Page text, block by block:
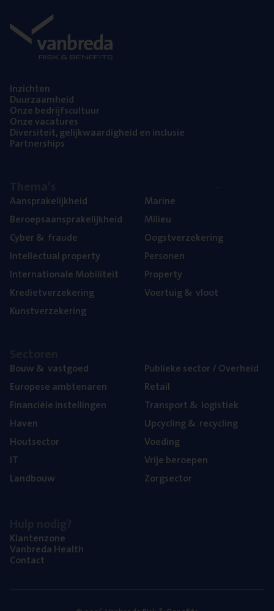
Inzich­ten
Duur­zaam­heid
Onze bedrijfs­cul­tuur
Onze vaca­tu­res
Diver­si­teit, gelijk­waar­dig­heid en inclusie
Part­ner­ships
Aan­spra­ke­lijk­heid
Beroeps­aan­spra­ke­lijk­heid
Cyber& fraude
Intel­lec­tu­al property
Inter­na­ti­o­na­le Mobiliteit
Kre­diet­ver­ze­ke­ring
Kunst­ver­ze­ke­ring
Mari­ne
Mili­eu
Oogst­ver­ze­ke­ring
Per­so­nen
Pro­per­ty
Voer­tuig& vloot
Bouw& vastgoed
Euro­pe­se ambtenaren
Finan­ci­ë­le instellingen
Haven
Hout­sec­tor
IT
Land­bouw
Publie­ke sec­tor / Overheid
Retail
Trans­port& logistiek
Upcy­cling& recycling
Voe­ding
Vrije beroe­pen
Zorg­sec­tor
Klan­ten­zo­ne
Van­b­re­da Health
Con­tact